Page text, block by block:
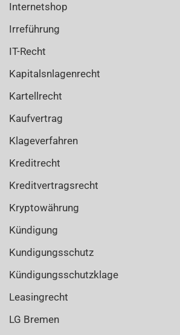
Internetshop
Irreführung
IT-Recht
Kapitalsnlagenrecht
Kartellrecht
Kaufvertrag
Klageverfahren
Kreditrecht
Kreditvertragsrecht
Kryptowährung
Kündigung
Kundigungsschutz
Kündigungsschutzklage
Leasingrecht
LG Bremen